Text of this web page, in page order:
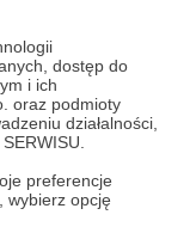
dostęp do
i ich
oraz podmioty
działalności,
preferencje
wybierz opcję